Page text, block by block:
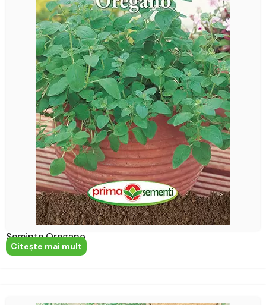
Seminte Oregano
Citeşte mai mult